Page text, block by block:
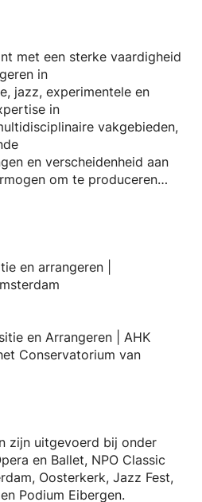
met een sterke vaardigheid
in
jazz, experimentele en
in
vakgebieden,
en verscheidenheid aan
om te produceren
originele, creatieve
uitgebreide
en arrangeren |
en Arrangeren | AHK
Conservatorium van
| Kindermuziekschool
zijn uitgevoerd bij onder
en Ballet, NPO Classic
Oosterkerk, Jazz Fest,
Podium Eibergen.